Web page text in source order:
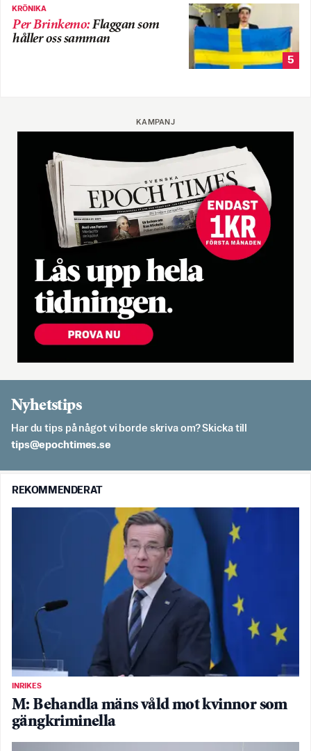
KRÖNIKA
Per Brinkemo:Flaggan som
håller oss samman
5
KAMPANJ
Nyhetstips
Har du tips på något vi borde skriva om? Skicka till
es.semithcope@spit
REKOMMENDERAT
INRIKES
M: Behandla mäns våld mot kvinnor som
gängkriminella